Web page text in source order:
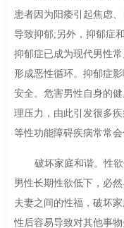
患者因为阳痿引起焦虑
导致抑郁;另外，抑郁症
抑郁症已成为现代男性
形成恶性循环。抑郁症
安全。 危害男性自身的
理压力，由此引发很多
等性功能障碍疾病常常会
破坏家庭和谐。性
男性长期性欲低下，必
夫妻之间的性福，破坏家
性后容易导致对其他事